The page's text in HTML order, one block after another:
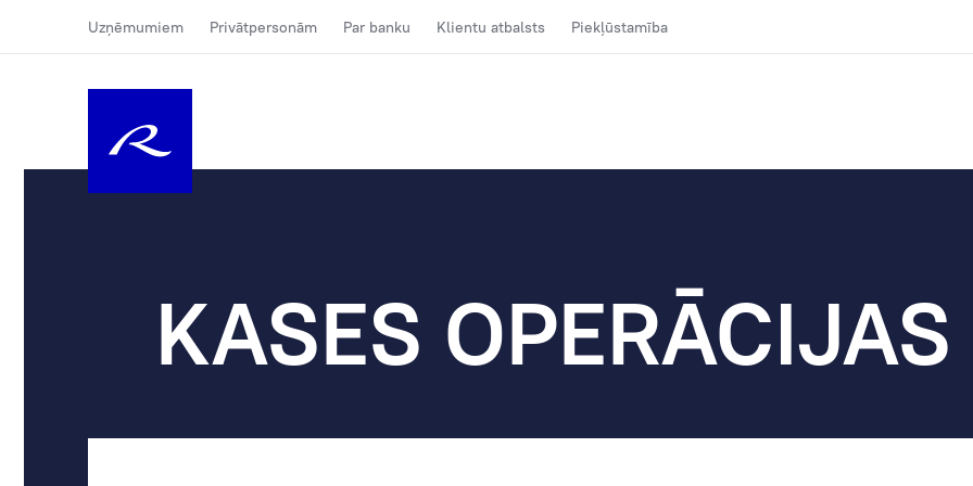
Uzņēmumiem Privātpersonām Par banku Klientu atbalsts Piekļūstamība
KASES OPERĀCIJAS